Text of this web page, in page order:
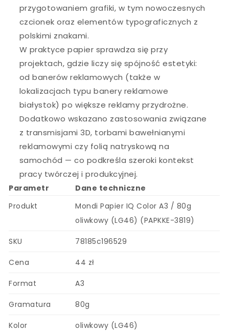
przygotowaniem grafiki, w tym nowoczesnych
czcionek oraz elementów typograficznych z
polskimi znakami.
W praktyce papier sprawdza się przy
projektach, gdzie liczy się spójność estetyki:
od banerów reklamowych (także w
lokalizacjach typu banery reklamowe
białystok) po większe reklamy przydrożne.
Dodatkowo wskazano zastosowania związane
z transmisjami 3D, torbami bawełnianymi
reklamowymi czy folią natryskową na
samochód — co podkreśla szeroki kontekst
pracy twórczej i produkcyjnej.
Parametr
Dane techniczne
Produkt
Mondi Papier IQ Color A3 / 80g
oliwkowy (LG46) (PAPKKE-3819)
SKU 78185c196529
Cena 44 zł
Format A3
Gramatura 80g
Kolor oliwkowy (LG46)